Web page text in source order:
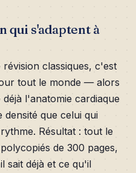
qui s'adaptent à
classiques, c'est
tout le monde — alors
l'anatomie cardiaque
densité que celui qui
Résultat : tout le
de 300 pages,
sait déjà et ce qu'il